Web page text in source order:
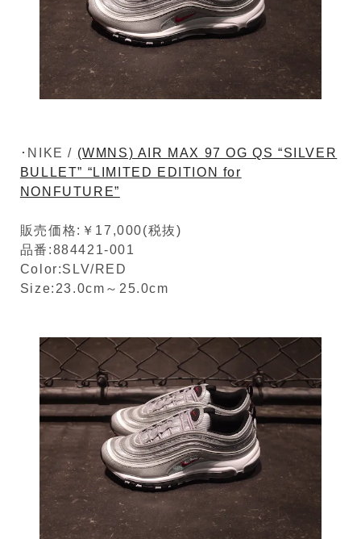
･NIKE / (WMNS) AIR MAX 97 OG QS “SILVER
BULLET” “LIMITED EDITION for
NONFUTURE”
販売価格:￥17,000(税抜)
品番:884421-001
Color:SLV/RED
Size:23.0cm～25.0cm